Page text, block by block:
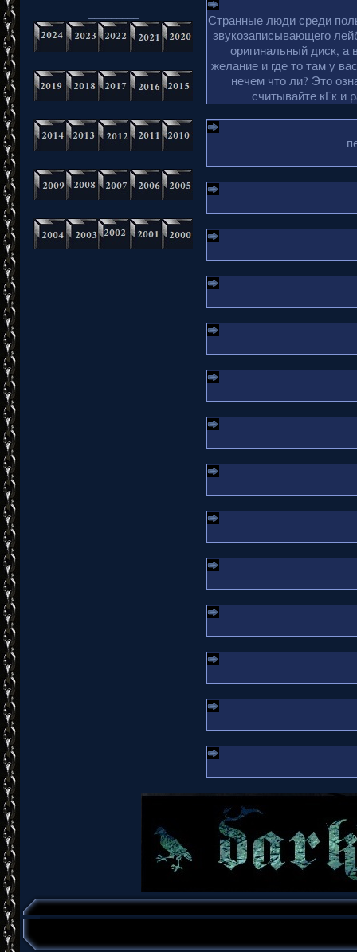
Странные люди среди
звукозаписывающего
оригинальный диск, а
желание и где то там у
нечем что ли? Это
считывайте кГк и